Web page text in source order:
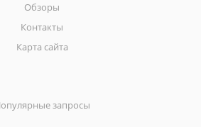
Обзоры
Контакты
Карта сайта
запросы